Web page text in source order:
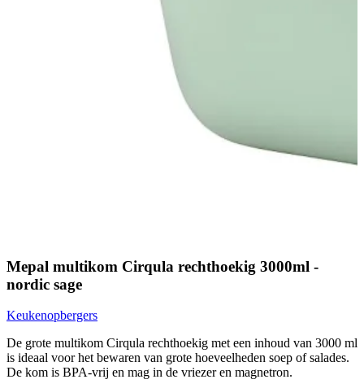
Mepal multikom Cirqula rechthoekig 3000ml -
nordic sage
Keukenopbergers
De grote multikom Cirqula rechthoekig met een inhoud van 3000 ml
is ideaal voor het bewaren van grote hoeveelheden soep of salades.
De kom is BPA-vrij en mag in de vriezer en magnetron.